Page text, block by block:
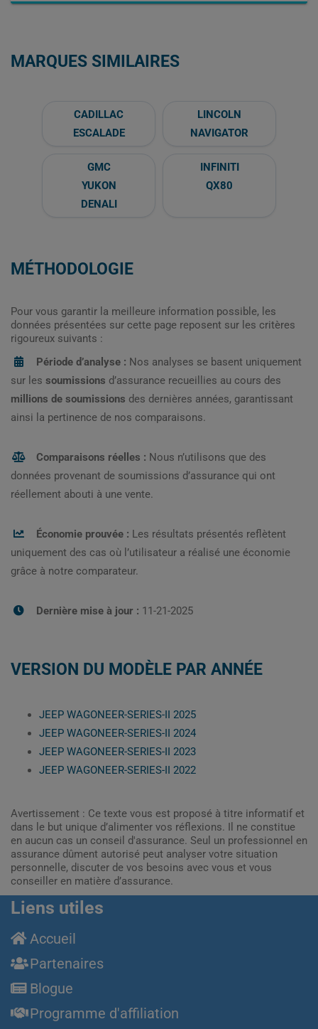
MARQUES SIMILAIRES
CADILLAC
ESCALADE
LINCOLN
NAVIGATOR
GMC
YUKON
DENALI
INFINITI
QX80
MÉTHODOLOGIE
Pour vous garantir la meilleure information possible, les
données présentées sur cette page reposent sur les critères
rigoureux suivants :
Période d’analyse : Nos analyses se basent uniquement
sur les soumissions d’assurance recueillies au cours des
millions de soumissions des dernières années, garantissant
ainsi la pertinence de nos comparaisons.
Comparaisons réelles : Nous n’utilisons que des
données provenant de soumissions d’assurance qui ont
réellement abouti à une vente.
Économie prouvée : Les résultats présentés reflètent
uniquement des cas où l’utilisateur a réalisé une économie
grâce à notre comparateur.
Dernière mise à jour : 11-21-2025
VERSION DU MODÈLE PAR ANNÉE
JEEP WAGONEER-SERIES-II 2025
JEEP WAGONEER-SERIES-II 2024
JEEP WAGONEER-SERIES-II 2023
JEEP WAGONEER-SERIES-II 2022
Avertissement : Ce texte vous est proposé à titre informatif et
dans le but unique d’alimenter vos réflexions. Il ne constitue
en aucun cas un conseil d'assurance. Seul un professionnel en
assurance dûment autorisé peut analyser votre situation
personnelle, discuter de vos besoins avec vous et vous
conseiller en matière d’assurance.
Liens utiles
Accueil
Partenaires
Blogue
Programme d'affiliation